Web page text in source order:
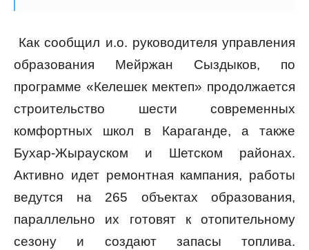
Как сообщил и.о. руководителя управления
образования Мейржан Сыздыков, по
программе «Келешек мектеп» продолжается
строительство шести современных
комфортных школ в Караганде, а также
Бухар-Жырауском и Шетском районах.
Активно идет ремонтная кампания, работы
ведутся на 265 объектах образования,
параллельно их готовят к отопительному
сезону и создают запасы топлива.